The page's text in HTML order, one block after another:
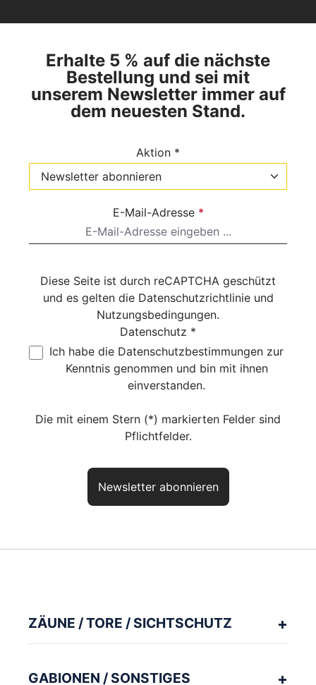
Erhalte 5 % auf die nächste
Bestellung und sei mit
unserem Newsletter immer auf
dem neuesten Stand.
Aktion *
E-Mail-Adresse *
Diese Seite ist durch reCAPTCHA geschützt
und es gelten die Datenschutzrichtlinieund
Nutzungsbedingungen.
Datenschutz *
Ich habe die Datenschutzbestimmungen zur
Kenntnis genommen und bin mit ihnen
einverstanden.
Die mit einem Stern (*) markierten Felder sind
Pflichtfelder.
Newsletter abonnieren
Artikelnr.: ZBDK7004
Unser kompetentes Fachpersonal berät Sie gerne zu Ihrer Planung
ZÄUNE / TORE / SICHTSCHUTZ
GABIONEN / SONSTIGES